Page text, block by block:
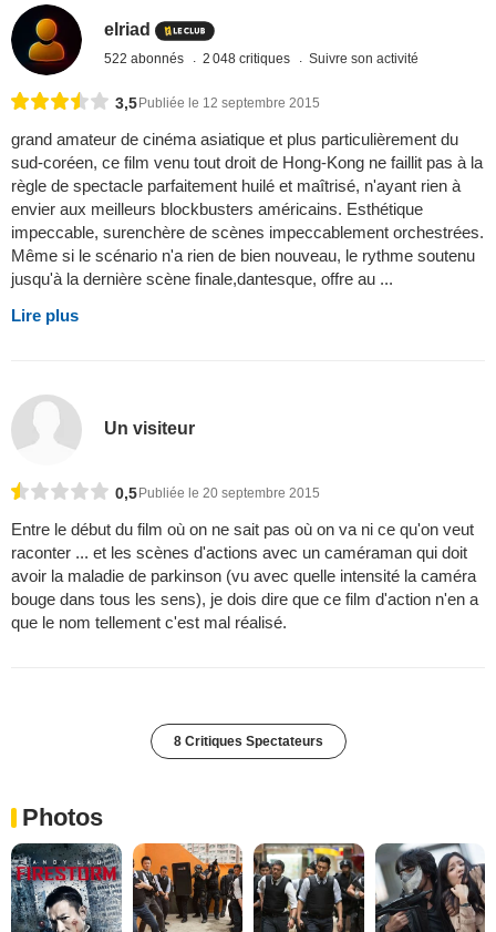
elriad
522 abonnés 2 048 critiques Suivre son activité
3,5 Publiée le 12 septembre 2015
grand amateur de cinéma asiatique et plus particulièrement du
sud-coréen, ce film venu tout droit de Hong-Kong ne faillit pas à la
règle de spectacle parfaitement huilé et maîtrisé, n'ayant rien à
envier aux meilleurs blockbusters américains. Esthétique
impeccable, surenchère de scènes impeccablement orchestrées.
Même si le scénario n'a rien de bien nouveau, le rythme soutenu
jusqu'à la dernière scène finale,dantesque, offre au ...
Lire plus
Un visiteur
0,5 Publiée le 20 septembre 2015
Entre le début du film où on ne sait pas où on va ni ce qu'on veut
raconter ... et les scènes d'actions avec un caméraman qui doit
avoir la maladie de parkinson (vu avec quelle intensité la caméra
bouge dans tous les sens), je dois dire que ce film d'action n'en a
que le nom tellement c'est mal réalisé.
8 Critiques Spectateurs
Photos